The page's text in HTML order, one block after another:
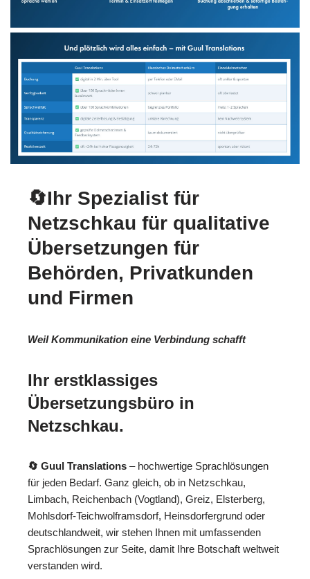
🔄Ihr Spezialist für
Netzschkau für qualitative
Übersetzungen für
Behörden, Privatkunden
und Firmen
Weil Kommunikation eine Verbindung schafft
Ihr erstklassiges
Übersetzungsbüro in
Netzschkau.
🔄 Guul Translations – hochwertige Sprachlösungen
für jeden Bedarf. Ganz gleich, ob in Netzschkau,
Limbach, Reichenbach (Vogtland), Greiz, Elsterberg,
Mohlsdorf-Teichwolframsdorf, Heinsdorfergrund oder
deutschlandweit, wir stehen Ihnen mit umfassenden
Sprachlösungen zur Seite, damit Ihre Botschaft weltweit
verstanden wird.